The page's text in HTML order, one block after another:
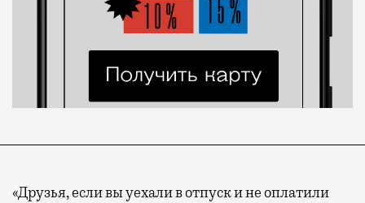
«Друзья, если вы уехали в отпуск и не оплатили